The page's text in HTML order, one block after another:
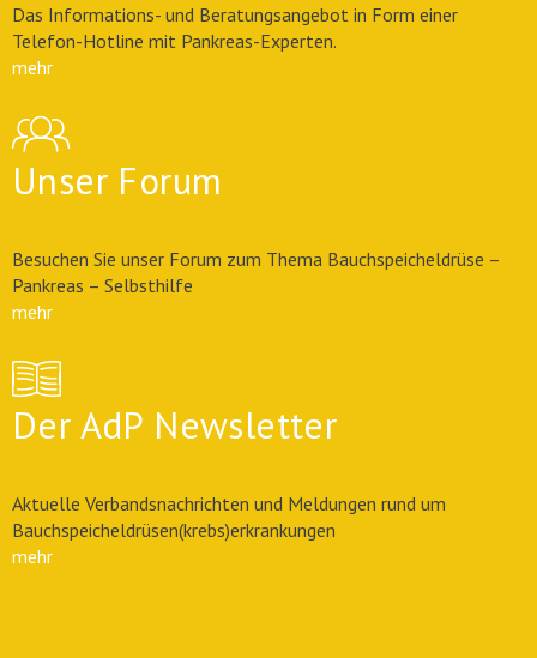
Das Informations- und Beratungsangebot in Form einer
Telefon-Hotline mit Pankreas-Experten.
mehr
Unser Forum
Besuchen Sie unser Forum zum Thema Bauchspeicheldrüse –
Pankreas – Selbsthilfe
mehr
Der AdP Newsletter
Aktuelle Verbandsnachrichten und Meldungen rund um
Bauchspeicheldrüsen(krebs)erkrankungen
mehr